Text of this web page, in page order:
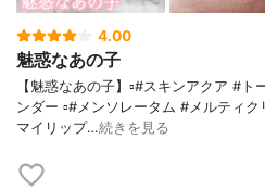
4.00
魅惑なあの子
【魅惑なあの子】▫️#スキンアクア #
ンダー ▫️#メンソレータム #メルティ
マイリップ…続きを見る